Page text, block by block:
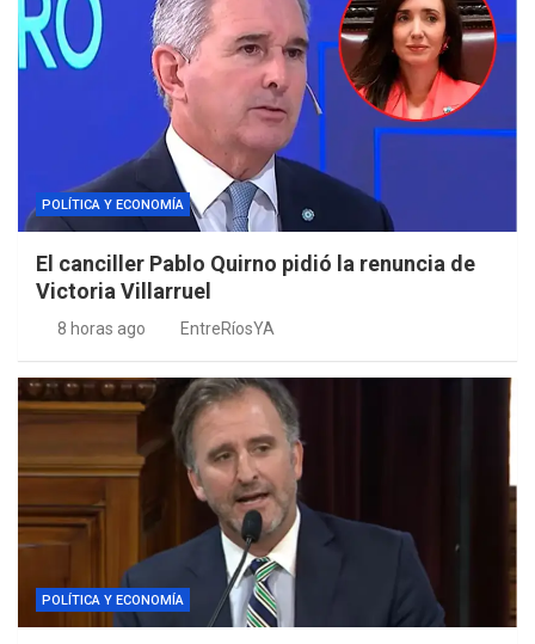
POLÍTICA Y ECONOMÍA
El canciller Pablo Quirno pidió la renuncia de
Victoria Villarruel
8 horas ago EntreRíosYA
POLÍTICA Y ECONOMÍA